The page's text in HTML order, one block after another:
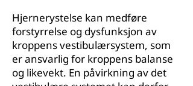
Hjernerystelse kan medføre
forstyrrelse og dysfunksjon av
kroppens vestibulærsystem, som
er ansvarlig for kroppens balanse
og likevekt. En påvirkning av det